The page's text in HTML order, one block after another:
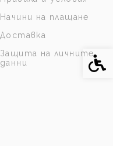
Начини на плащане
Доставка
Защита на личните
данни